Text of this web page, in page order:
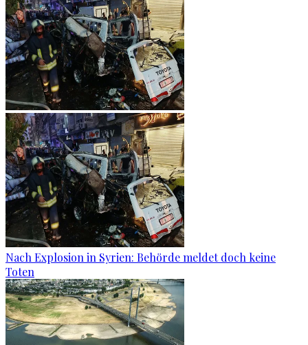
Nach Explosion in Syrien: Behörde meldet doch keine
Toten